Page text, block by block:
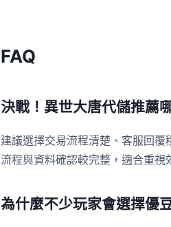
FAQ
決戰！異世大唐代儲推薦
建議選擇交易流程清楚、客服回
流程與資料確認較完整，適合重視
為什麼不少玩家會選擇優